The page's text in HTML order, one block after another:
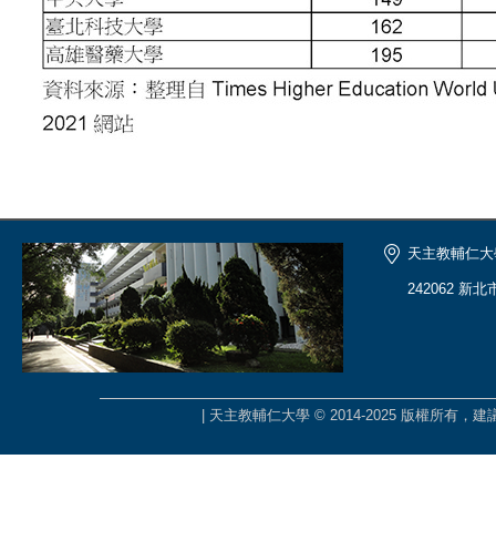
天主教輔仁
242062 新北
| 天主教輔仁大學 © 2014-2025 版權所有，